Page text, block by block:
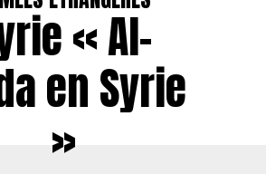
« Al-
en Syrie
»